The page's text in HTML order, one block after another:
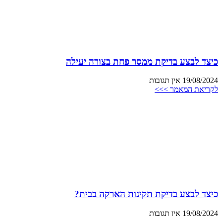
כיצד לבצע בדיקת ממסר פחת בצורה יעילה
19/08/2024 אין תגובות
לקריאת המאמר >>>
כיצד לבצע בדיקת תקינות הארקה בבית?
19/08/2024 אין תגובות